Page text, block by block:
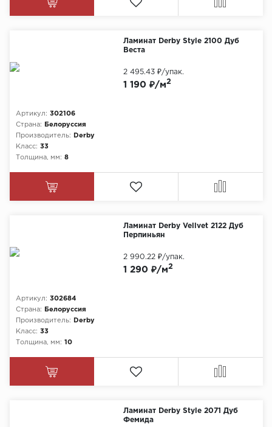
Ламинат Derby Style 2100 Дуб
Веста
Артикул: 302106
Страна:
Белоруссия
Производитель:
Derby
Класс: 33
Толщина, мм: 8
1 190 ₽/м2
2 495.43 ₽/упак.
Ламинат Derby Vellvet 2122 Дуб
Перпиньян
Артикул: 302684
Страна:
Белоруссия
Производитель:
Derby
Класс: 33
Толщина, мм: 10
1 290 ₽/м2
2 990.22 ₽/упак.
Ламинат Derby Style 2071 Дуб
Фемида